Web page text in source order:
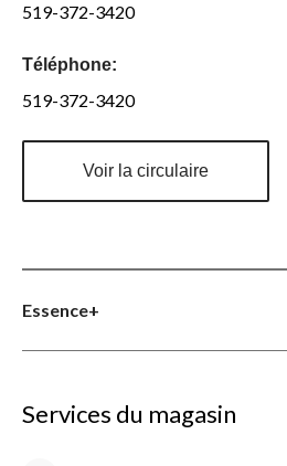
519-372-3420
Téléphone:
519-372-3420
Voir la circulaire
Essence+
Services du magasin